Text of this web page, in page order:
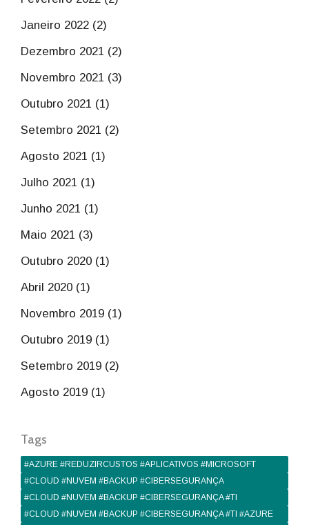
Janeiro 2022 (2)
Dezembro 2021 (2)
Novembro 2021 (3)
Outubro 2021 (1)
Setembro 2021 (2)
Agosto 2021 (1)
Julho 2021 (1)
Junho 2021 (1)
Maio 2021 (3)
Outubro 2020 (1)
Abril 2020 (1)
Novembro 2019 (1)
Outubro 2019 (1)
Setembro 2019 (2)
Agosto 2019 (1)
Tags
#AZURE #REDUZIRCUSTOS #APLICATIVOS #MICROSOFT
#CLOUD #NUVEM #BACKUP #CIBERSEGURANÇA
#CLOUD #NUVEM #BACKUP #CIBERSEGURANÇA #TI
#CLOUD #NUVEM #BACKUP #CIBERSEGURANÇA #TI #AZURE